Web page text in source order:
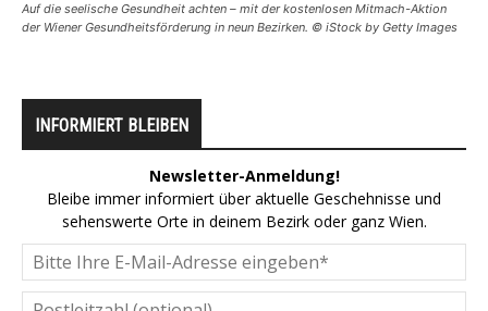
Auf die seelische Gesundheit achten – mit der kostenlosen Mitmach-Aktion
der Wiener Gesundheitsförderung in neun Bezirken. © iStock by Getty Images
INFORMIERT BLEIBEN
Newsletter-Anmeldung!
Bleibe immer informiert über aktuelle Geschehnisse und
sehenswerte Orte in deinem Bezirk oder ganz Wien.